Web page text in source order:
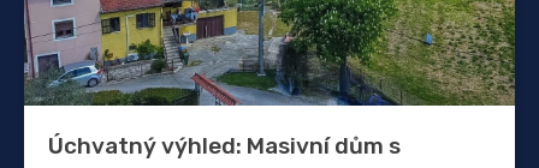
Úchvatný výhled: Masivní dům s